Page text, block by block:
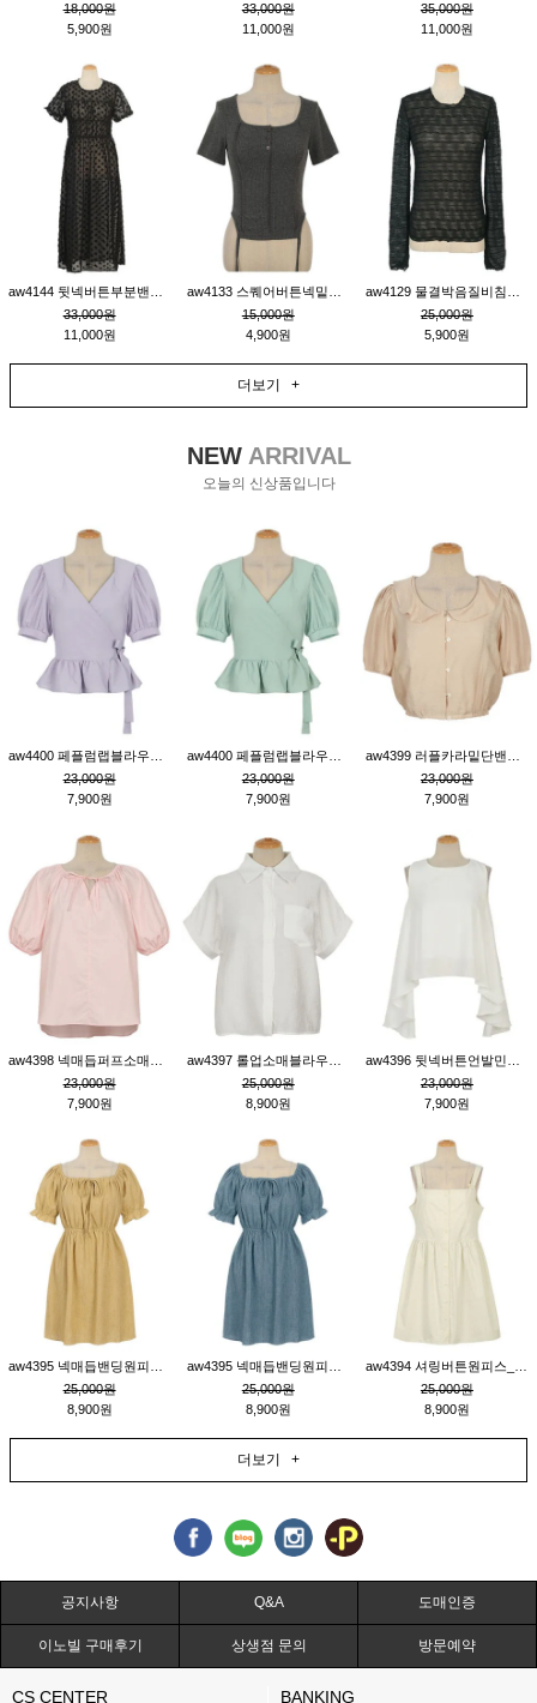
18,000원
5,900원
33,000원
11,000원
35,000원
11,000원
33,000원
11,000원
15,000원
4,900원
25,000원
5,900원
더보기 +
NEWARRIVAL
오늘의 신상품입니다
23,000원
7,900원
23,000원
7,900원
23,000원
7,900원
23,000원
7,900원
25,000원
8,900원
23,000원
7,900원
25,000원
8,900원
25,000원
8,900원
25,000원
8,900원
더보기 +
공지사항 Q&A 도매인증
이노빌 구매후기 상생점 문의 방문예약
CS CENTER BANKING